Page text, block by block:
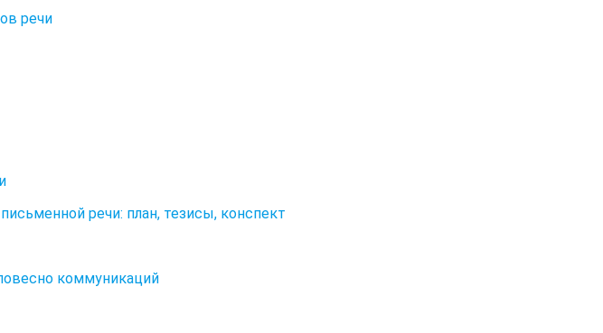
речи
речи: план, тезисы, конспект
коммуникаций